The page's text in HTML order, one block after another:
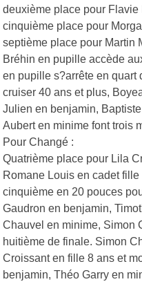
deuxième place pour
cinquième place pour
septième place pour Martin
Bréhin en pupille accède
en pupille s?arrête en quart
cruiser 40 ans et plus,
Julien en benjamin,
Aubert en minime font trois
Pour Changé :
Quatrième place pour Lila
Romane Louis en cadet
cinquième en 20 pouces
Gaudron en benjamin,
Chauvel en minime, Simon
huitième de finale. Simon
Croissant en fille 8 ans et
benjamin, Théo Garry en